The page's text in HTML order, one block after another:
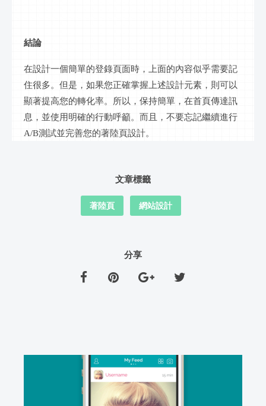
結論
在設計一個簡單的登錄頁面時，上面的內容似乎需要記
住很多。但是，如果您正確掌握上述設計元素，則可以
顯著提高您的轉化率。所以，保持簡單，在首頁傳達訊
息，並使用明確的行動呼籲。而且，不要忘記繼續進行
A/B測試並完善您的著陸頁設計。
文章標籤
著陸頁 網站設計
分享